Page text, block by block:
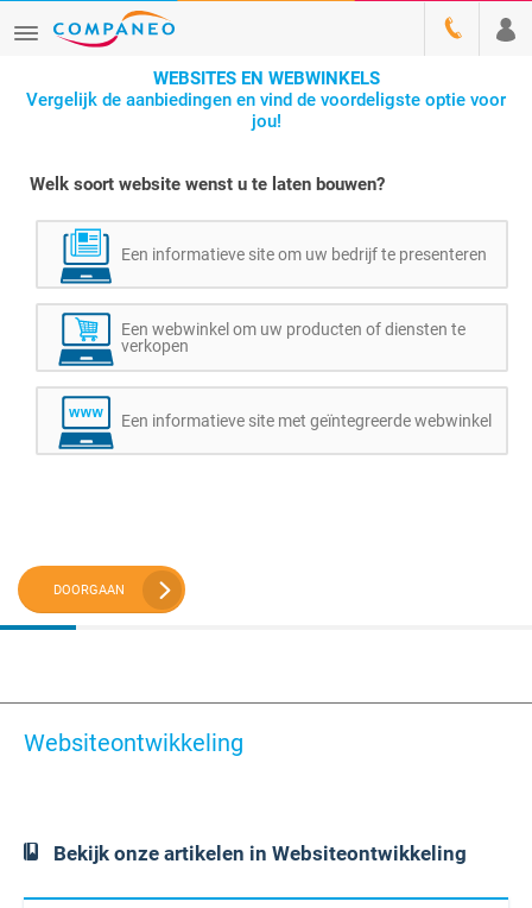
WEBSITES EN WEBWINKELS
Vergelijk de aanbiedingen en vind de voordeligste optie voor
jou!
Welk soort website wenst u te laten bouwen?
Een informatieve site om uw bedrijf te presenteren
Een webwinkel om uw producten of diensten te
verkopen
Een informatieve site met geïntegreerde webwinkel
DOORGAAN
Websiteontwikkeling
Bekijk onze artikelen in Websiteontwikkeling